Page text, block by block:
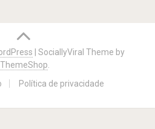
|SociallyViral Theme by
Política de privacidade